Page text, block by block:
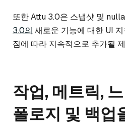
또한 Attu 3.0은 스냅샷 및
3.0의 새로운 기능에 대한 UI
짐에 따라 지속적으로 추가될
작업, 메트릭,
폴로지 및 백업